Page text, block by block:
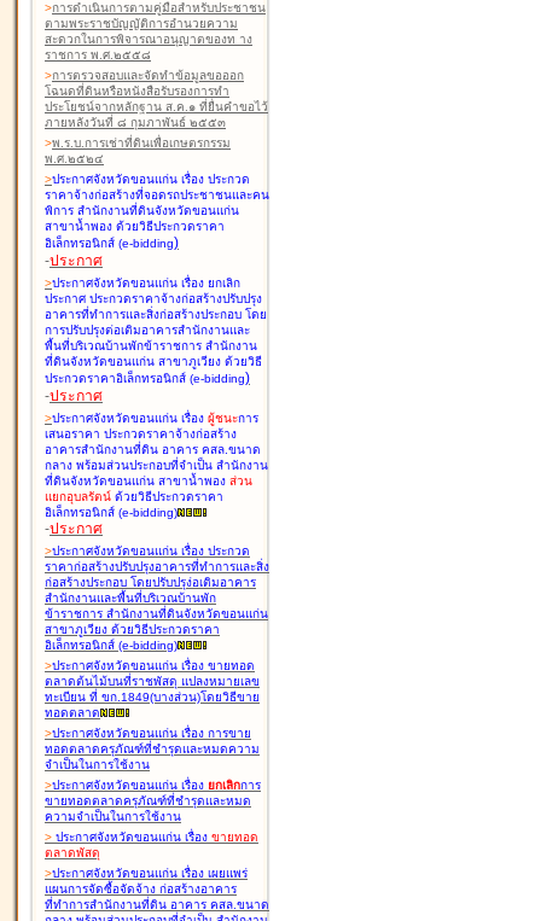
>การดำเนินการตามคู่มือสำหรับประชาชน
ตามพระราชบัญญัติการอำนวยความ
สะดวกในการพิจารณาอนุญาตของท าง
ราชการ พ.ศ.๒๕๕๘
>การตรวจสอบและจัดทำข้อมูลขอออก
โฉนดที่ดินหรือหนังสือรับรองการทำ
ประโยชน์จากหลักฐาน ส.ค.๑ ที่ยื่นคำขอไว้
ภายหลังวันที่ ๘ กุมภาพันธ์ ๒๕๕๓
>พ.ร.บ.การเช่าที่ดินเพื่อเกษตรกรรม
พ.ศ.๒๕๒๔
>ประกาศจังหวัดขอนแก่น เรื่อง ประกวด
ราคาจ้างก่อสร้างที่จอดรถประชาชนและคน
พิการ สำนักงานที่ดินจังหวัดขอนแก่น
สาขาน้ำพอง ด้วยวิธีประกวดราคา
อิเล็กทรอนิกส์ (e-bidding)
-ประกาศ
>ประกาศจังหวัดขอนแก่น เรื่อง ยกเลิก
ประกาศ ประกวดราคาจ้างก่อสร้างปรับปรุง
อาคารที่ทำการและสิ่งก่อสร้างประกอบ โดย
การปรับปรุงต่อเติมอาคารสำนักงานและ
พื้นที่บริเวณบ้านพักข้าราชการ สำนักงาน
ที่ดินจังหวัดขอนแก่น สาขาภูเวียง ด้วยวิธี
ประกวดราคาอิเล็กทรอนิกส์ (e-bidding)
-ประกาศ
>ประกาศจังหวัดขอนแก่น เรื่อง ผู้ชนะการ
เสนอราคา ประกวดราคาจ้างก่อสร้าง
อาคารสำนักงานที่ดิน อาคาร คสล.ขนาด
กลาง พร้อมส่วนประกอบที่จำเป็น สำนักงาน
ที่ดินจังหวัดขอนแก่น สาขาน้ำพอง ส่วน
แยกอุบลรัตน์ ด้วยวิธีประกวดราคา
อิเล็กทรอนิกส์ (e-bidding)
-ประกาศ
>ประกาศจังหวัดขอนแก่น เรื่อง ประกวด
ราคาก่อสร้างปรับปรุงอาคารที่ทำการและสิ่ง
ก่อสร้างประกอบ โดยปรับปรุง่อเติมอาคาร
สำนักงานและพื้นที่บริเวณบ้านพัก
ข้าราชการ สำนักงานที่ดินจังหวัดขอนแก่น
สาขาภูเวียง ด้วยวิธีประกวดราคา
อิเล็กทรอนิกส์ (e-bidding)
>ประกาศจังหวัดขอนแก่น เรื่อง ขายทอด
ตลาดต้นไม้บนที่ราชพัสดุ แปลงหมายเลข
ทะเบียน ที่ ขก.1849(บางส่วน)โดยวิธีขาย
ทอดตลาด
>ประกาศจังหวัดขอนแก่น เรื่อง การขาย
ทอดตลาดครุภัณฑ์ที่ชำรุดและหมดความ
จำเป็นในการใช้งาน
>ประกาศจังหวัดขอนแก่น เรื่อง ยกเลิกการ
ขายทอดตลาดครุภัณฑ์ที่ชำรุดและหมด
ความจำเป็นในการใช้งาน
> ประกาศจังหวัดขอนแก่น เรื่อง ขายทอด
ตลาดพัสดุ
>ประกาศจังหวัดขอนแก่น เรื่อง เผยแพร่
แผนการจัดซื้อจัดจ้าง ก่อสร้างอาคาร
ที่ทำการสำนักงานที่ดิน อาคาร คสล.ขนาด